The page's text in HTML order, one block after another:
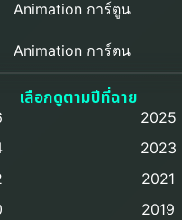
Animation การ์ตูน
Animation การ์ตูน
on a True Story เรื่องจริง
เลือกดูตามปีที่ฉาย
2025
2023
2021
2019